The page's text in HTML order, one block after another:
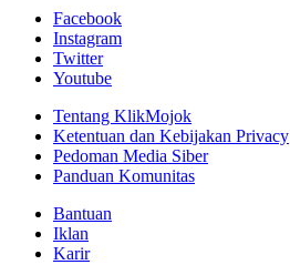
Facebook
Instagram
Twitter
Youtube
Tentang KlikMojok
Ketentuan dan Kebijakan Privacy
Pedoman Media Siber
Panduan Komunitas
Bantuan
Iklan
Karir